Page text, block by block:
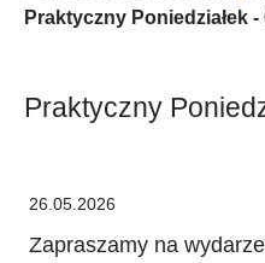
Praktyczny Poniedziałek -
Praktyczny
26.05.2026
Zapraszamy na